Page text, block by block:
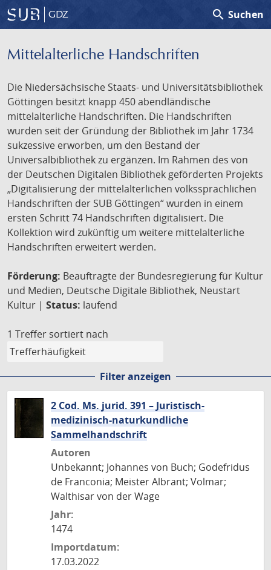
GDZ search Suchen
Mittelalterliche Handschriften
Die Niedersächsische Staats- und Universitätsbibliothek
Göttingen besitzt knapp 450 abendländische
mittelalterliche Handschriften. Die Handschriften
wurden seit der Gründung der Bibliothek im Jahr 1734
sukzessive erworben, um den Bestand der
Universalbibliothek zu ergänzen. Im Rahmen des von
der Deutschen Digitalen Bibliothek geförderten Projekts
„Digitalisierung der mittelalterlichen volkssprachlichen
Handschriften der SUB Göttingen“ wurden in einem
ersten Schritt 74 Handschriften digitalisiert. Die
Kollektion wird zukünftig um weitere mittelalterliche
Handschriften erweitert werden.
Förderung: Beauftragte der Bundesregierung für Kultur
und Medien, Deutsche Digitale Bibliothek, Neustart
Kultur | Status: laufend
1 Treffer sortiert nach
Filter anzeigen
2 Cod. Ms. jurid. 391 – Juristisch-
medizinisch-naturkundliche
Sammelhandschrift
Autoren
Unbekannt; Johannes von Buch; Godefridus
de Franconia; Meister Albrant; Volmar;
Walthisar von der Wage
Jahr:
1474
Importdatum:
17.03.2022